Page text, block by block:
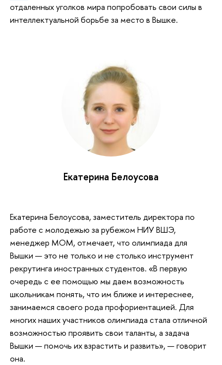
отдаленных уголков мира попробовать свои силы в
интеллектуальной борьбе за место в Вышке.
Екатерина Белоусова
Екатерина Белоусова, заместитель директора по
работе с молодежью за рубежом НИУ ВШЭ,
менеджер МОМ, отмечает, что олимпиада для
Вышки — это не только и не столько инструмент
рекрутинга иностранных студентов. «В первую
очередь с ее помощью мы даем возможность
школьникам понять, что им ближе и интереснее,
занимаемся своего рода профориентацией. Для
многих наших участников олимпиада стала отличной
возможностью проявить свои таланты, а задача
Вышки — помочь их взрастить и развить», — говорит
она.